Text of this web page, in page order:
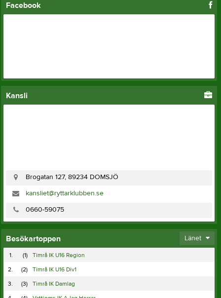
Facebook
Kansli
Brogatan 127, 89234 DOMSJÖ
kansliet@ryttarklubben.se
0660-59075
Besökartoppen Länet
1. (1)
Timrå IK U16 Region
2.
(2)
Timrå IK U16 Div1
3.
(3)
Timrå IK Damlag